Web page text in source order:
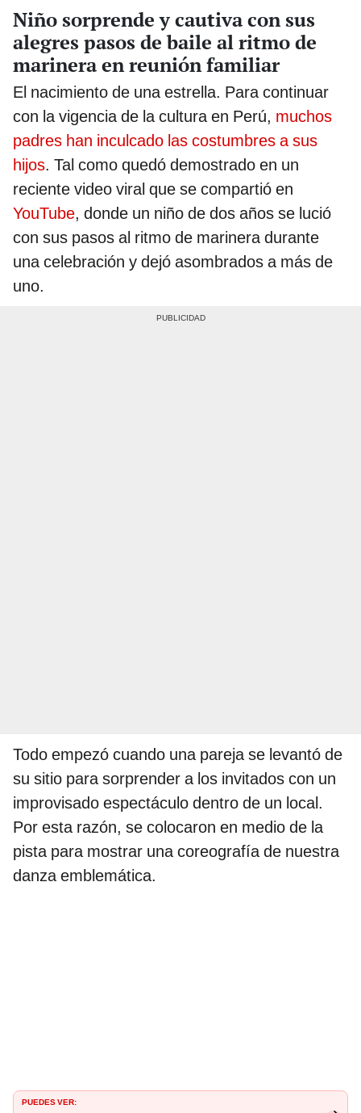
Niño sorprende y cautiva con sus
alegres pasos de baile al ritmo de
marinera en reunión familiar
El nacimiento de una estrella. Para continuar
con la vigencia de la cultura en Perú, muchos
padres han inculcado las costumbres a sus
hijos. Tal como quedó demostrado en un
reciente video viral que se compartió en
YouTube, donde un niño de dos años se lució
con sus pasos al ritmo de marinera durante
una celebración y dejó asombrados a más de
uno.
Todo empezó cuando una pareja se levantó de
su sitio para sorprender a los invitados con un
improvisado espectáculo dentro de un local.
Por esta razón, se colocaron en medio de la
pista para mostrar una coreografía de nuestra
danza emblemática.
PUEDES VER: